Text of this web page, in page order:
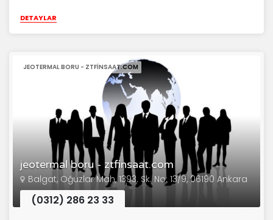
DETAYLAR
jeotermal boru - ztfinsaat.com
JEOTERMAL BORU - ZTFINSAAT.COM
Balgat, Oğuzlar Mah, 1393. Sk. No: 13/9, 06190 Ankara
(0312) 286 23 33